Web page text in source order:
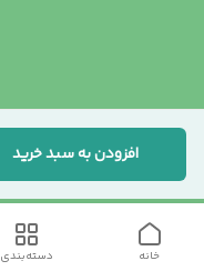
افزودن به سبد خرید
دسته‌بندی خانه